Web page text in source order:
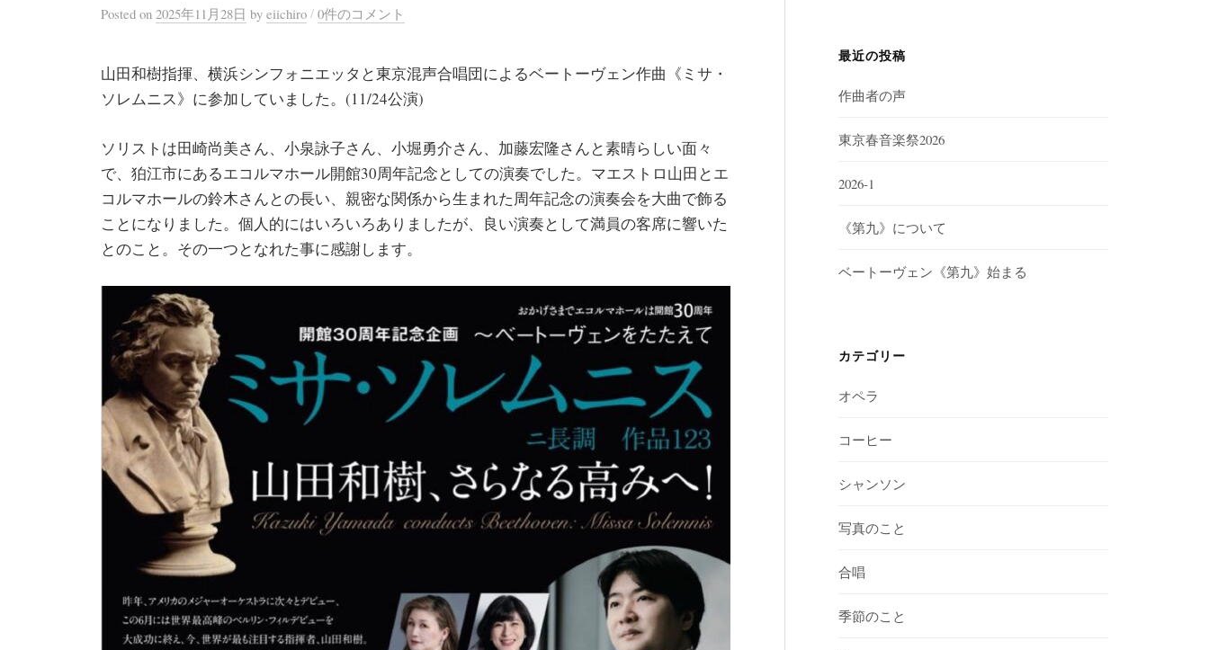
Posted on 2025年11月28日 by eiichiro / 0件のコメント
山田和樹指揮、横浜シンフォニエッタと東京混声合唱団によるベートーヴェン作曲《ミサ・
ソレムニス》に参加していました。(11/24公演)
ソリストは田崎尚美さん、小泉詠子さん、小堀勇介さん、加藤宏隆さんと素晴らしい面々
で、狛江市にあるエコルマホール開館30周年記念としての演奏でした。マエストロ山田とエ
コルマホールの鈴木さんとの長い、親密な関係から生まれた周年記念の演奏会を大曲で飾る
ことになりました。個人的にはいろいろありましたが、良い演奏として満員の客席に響いた
とのこと。その一つとなれた事に感謝します。
最近の投稿
作曲者の声
東京春音楽祭2026
2026-1
《第九》について
ベートーヴェン《第九》始まる
カテゴリー
オペラ
コーヒー
シャンソン
写真のこと
合唱
季節のこと